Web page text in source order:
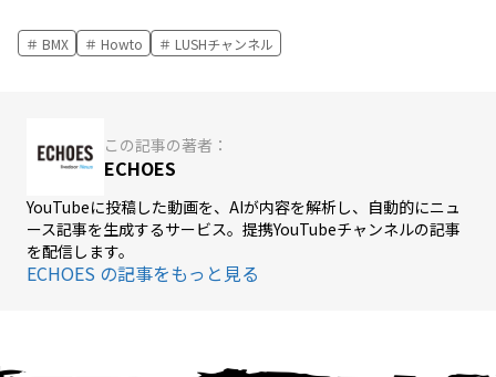
BMX Howto LUSHチャンネル
この記事の著者：
ECHOES
YouTubeに投稿した動画を、AIが内容を解析し、自動的にニュ
ース記事を生成するサービス。提携YouTubeチャンネルの記事
を配信します。
ECHOES の記事をもっと見る